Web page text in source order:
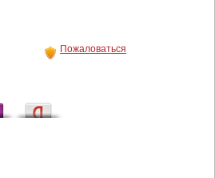
Пожаловаться